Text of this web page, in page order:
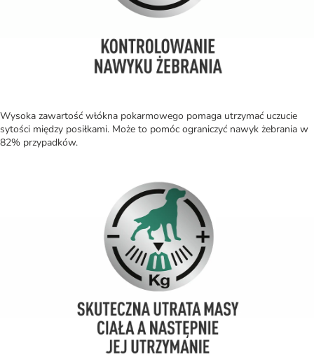
Wysoka zawartość włókna pokarmowego pomaga utrzymać uczucie
sytości między posiłkami. Może to pomóc ograniczyć nawyk żebrania w
82% przypadków.